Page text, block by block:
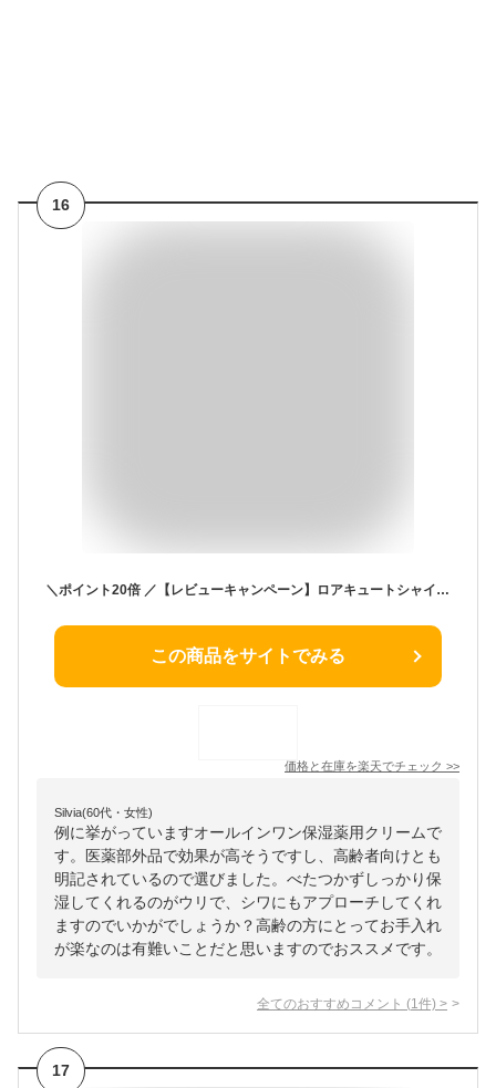
16
＼ポイント20倍 ／【レビューキャンペーン】ロアキュートシャイン 50g | オールインワン 保湿 クリーム クリーム ナイアシンアミド コエンザイムQ10 セラミド 美容 ゲル ジェル 肌ケア コラーゲン ヒアルロン酸 スキンケア ギフト 綺麗 医薬部外品 雪の元 敬老の日 ギフト
この商品をサイトでみる
価格と在庫を楽天でチェック >>
Silvia(60代・女性)
例に挙がっていますオールインワン保湿薬用クリームで
す。医薬部外品で効果が高そうですし、高齢者向けとも
明記されているので選びました。べたつかずしっかり保
湿してくれるのがウリで、シワにもアプローチしてくれ
ますのでいかがでしょうか？高齢の方にとってお手入れ
が楽なのは有難いことだと思いますのでおススメです。
全てのおすすめコメント (1 件) >
17